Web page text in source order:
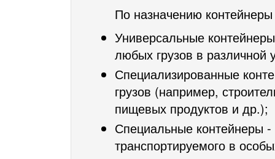
По назначению
Универсальные
любых грузов в различной
Специализированные
грузов (например,
пищевых продуктов и др.);
Специальные контейнеры -
транспортируемого в